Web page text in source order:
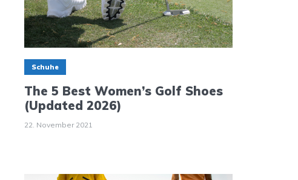
Schuhe
The 5 Best Women’s Golf Shoes
(Updated 2026)
22. November 2021